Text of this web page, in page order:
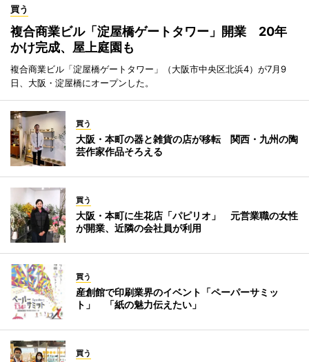
買う
複合商業ビル「淀屋橋ゲートタワー」開業 20年
かけ完成、屋上庭園も
複合商業ビル「淀屋橋ゲートタワー」（大阪市中央区北浜4）が7月9
日、大阪・淀屋橋にオープンした。
買う
大阪・本町の器と雑貨の店が移転 関西・九州の陶
芸作家作品そろえる
買う
大阪・本町に生花店「パピリオ」 元営業職の女性
が開業、近隣の会社員が利用
買う
産創館で印刷業界のイベント「ペーパーサミッ
ト」 「紙の魅力伝えたい」
買う